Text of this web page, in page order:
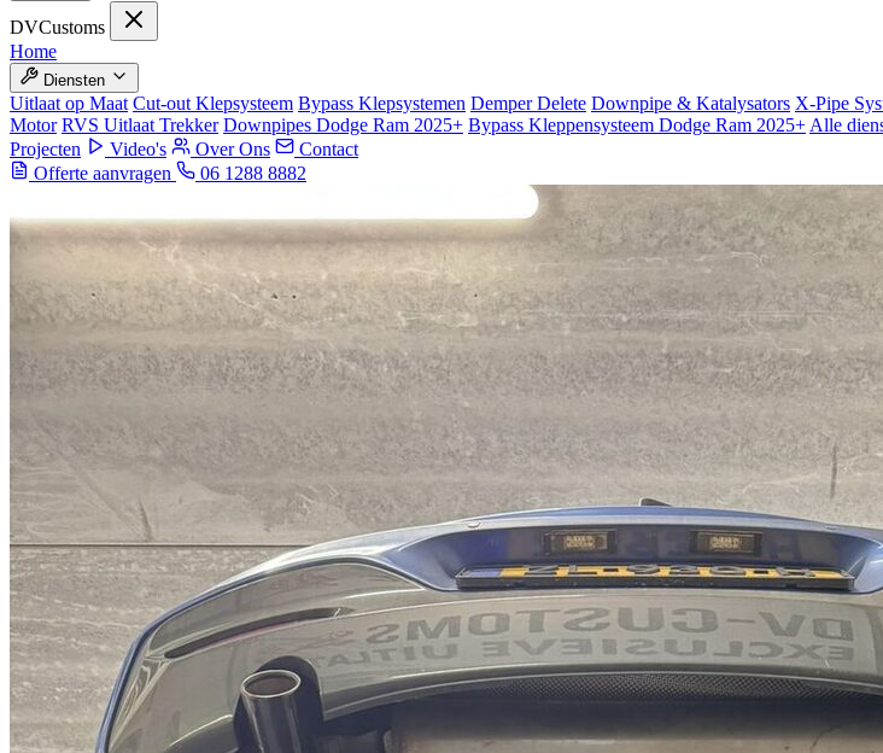
DVCustoms
Home
Diensten
Uitlaat op Maat Cut-out Klepsysteem Bypass Klepsystemen Demper Delete Downpipe & Katalysators X-Pipe
Motor RVS Uitlaat Trekker Downpipes Dodge Ram 2025+ Bypass Kleppensysteem Dodge Ram 2025+ Alle
Projecten
Video's Over Ons
Contact
Offerte aanvragen
06 1288 8882